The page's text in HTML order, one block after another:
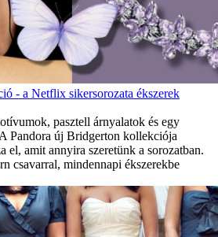
- a Netflix sikersorozata ékszerek
pasztell árnyalatok és egy
Pandora új Bridgerton kollekciója
el, amit annyira szeretünk a sorozatban.
csavarral, mindennapi ékszerekbe